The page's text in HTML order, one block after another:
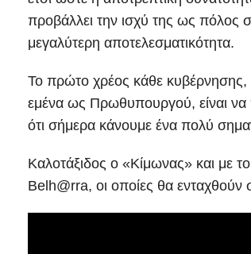
προβάλλει την ισχύ της ως πόλος
μεγαλύτερη αποτελεσματικότητα.
Το πρώτο χρέος κάθε κυβέρνησης,
εμένα ως Πρωθυπουργού, είναι
ότι σήμερα κάνουμε ένα πολύ
Καλοτάξιδος ο «Κίμωνας» και με
Belh@rra, οι οποίες θα